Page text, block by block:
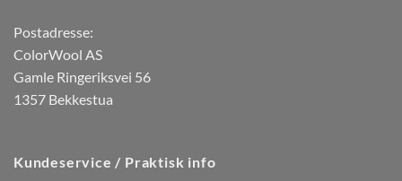
Postadresse:
ColorWool AS
Gamle Ringeriksvei 56
1357 Bekkestua
Kundeservice / Praktisk info